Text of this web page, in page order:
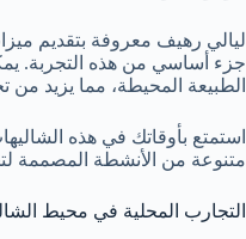
ليالي رهيف معروفة بتقديم
جزء أساسي من هذه التجربة.
الطبيعة المحيطة، مما يزيد من
استمتع بأوقاتك في هذه
متنوعة من الأنشطة المصممة
التجارب المحلية في محيط